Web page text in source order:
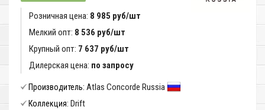
Розничная цена: 8 985 руб/шт
Мелкий опт: 8 536 руб/шт
Крупный опт: 7 637 руб/шт
Дилерская цена: по запросу
Производитель: Atlas Concorde Russia
Коллекция: Drift